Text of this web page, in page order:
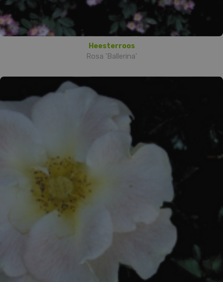
Heesterroos
Rosa 'Ballerina'